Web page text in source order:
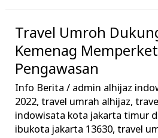
Travel Umroh
Kemenag
Pengawasan
Info Berita / admin alhijaz
2022,travel umrah alhijaz,
indowisata kota jakarta timur
ibukota jakarta 13630,travel
Travel
Umroh
Dukung
Upaya
Kemenag
Memperketat
Pengawasan